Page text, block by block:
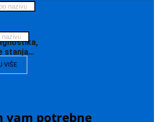
stanja…
VIŠE
vam potrebne